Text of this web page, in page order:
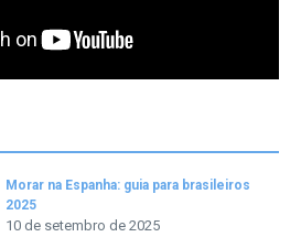
Morar na Espanha: guia para brasileiros
2025
10 de setembro de 2025